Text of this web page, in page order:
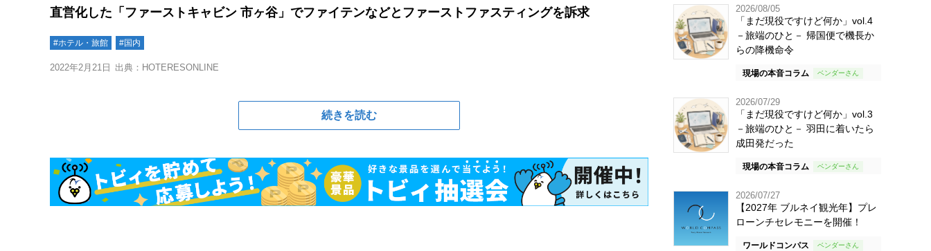
直営化した「ファーストキャビン 市ヶ谷」でファイテンなどとファーストファスティングを訴求
#ホテル・旅館 #国内
2022年2月21日 出典：HOTERESONLINE
続きを読む
2026/08/05
「まだ現役ですけど何か」vol.4
－旅端のひと－ 帰国便で機長か
らの降機命令
現場の本音コラム
2026/07/29
「まだ現役ですけど何か」vol.3
－旅端のひと－ 羽田に着いたら
成田発だった
現場の本音コラム
2026/07/27
【2027年 ブルネイ観光年】プレ
ローンチセレモニーを開催！
ワールドコンパス